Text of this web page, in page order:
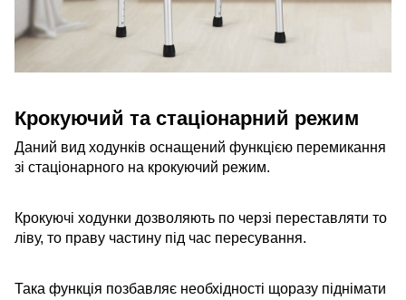
Крокуючий та стаціонарний режим
Даний вид ходунків оснащений функцією перемикання
зі стаціонарного на крокуючий режим.
Крокуючі ходунки дозволяють по черзі переставляти то
ліву, то праву частину під час пересування.
Така функція позбавляє необхідності щоразу піднімати